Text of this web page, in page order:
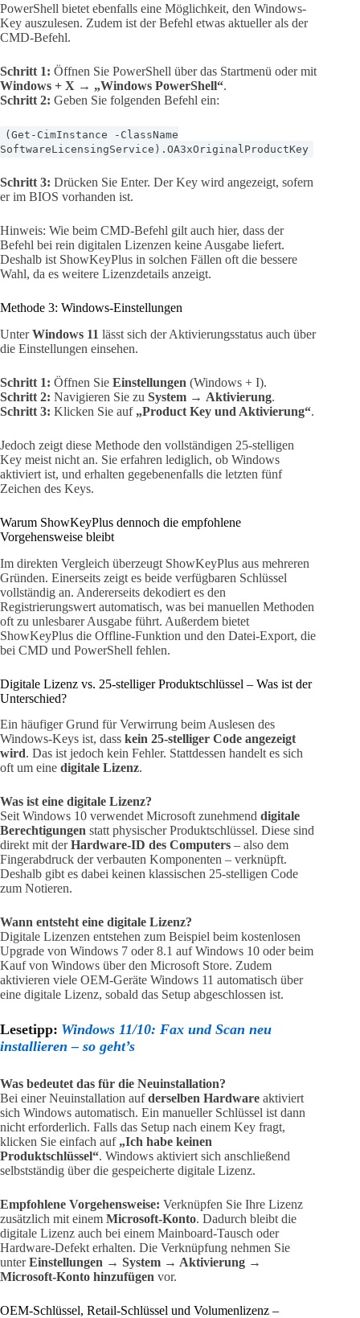
PowerShell bietet ebenfalls eine Möglichkeit, den Windows-
Key auszulesen. Zudem ist der Befehl etwas aktueller als der
CMD-Befehl.
Schritt 1: Öffnen Sie PowerShell über das Startmenü oder mit
Windows + X → „Windows PowerShell“.
Schritt 2: Geben Sie folgenden Befehl ein:
(Get-CimInstance -ClassName
SoftwareLicensingService).OA3xOriginalProductKey
Schritt 3: Drücken Sie Enter. Der Key wird angezeigt, sofern
er im BIOS vorhanden ist.
Hinweis: Wie beim CMD-Befehl gilt auch hier, dass der
Befehl bei rein digitalen Lizenzen keine Ausgabe liefert.
Deshalb ist ShowKeyPlus in solchen Fällen oft die bessere
Wahl, da es weitere Lizenzdetails anzeigt.
Methode 3: Windows-Einstellungen
UnterWindows 11 lässt sich der Aktivierungsstatus auch über
die Einstellungen einsehen.
Schritt 1: Öffnen Sie Einstellungen (Windows + I).
Schritt 2: Navigieren Sie zu System → Aktivierung.
Schritt 3: Klicken Sie auf „Product Key und Aktivierung“.
Jedoch zeigt diese Methode den vollständigen 25-stelligen
Key meist nicht an. Sie erfahren lediglich, ob Windows
aktiviert ist, und erhalten gegebenenfalls die letzten fünf
Zeichen des Keys.
Warum ShowKeyPlus dennoch die empfohlene
Vorgehensweise bleibt
Im direkten Vergleich überzeugt ShowKeyPlus aus mehreren
Gründen. Einerseits zeigt es beide verfügbaren Schlüssel
vollständig an. Andererseits dekodiert es den
Registrierungswert automatisch, was bei manuellen Methoden
oft zu unlesbarer Ausgabe führt. Außerdem bietet
ShowKeyPlus die Offline-Funktion und den Datei-Export, die
bei CMD und PowerShell fehlen.
Digitale Lizenz vs. 25-stelliger Produktschlüssel – Was ist der
Unterschied?
Ein häufiger Grund für Verwirrung beim Auslesen des
Windows-Keys ist, dass kein 25-stelliger Code angezeigt
wird. Das ist jedoch kein Fehler. Stattdessen handelt es sich
oft um eine digitale Lizenz.
Was ist eine digitale Lizenz?
Seit Windows 10 verwendet Microsoft zunehmend digitale
Berechtigungen statt physischer Produktschlüssel. Diese sind
direkt mit derHardware-ID des Computers – also dem
Fingerabdruck der verbauten Komponenten – verknüpft.
Deshalb gibt es dabei keinen klassischen 25-stelligen Code
zum Notieren.
Wann entsteht eine digitale Lizenz?
Digitale Lizenzen entstehen zum Beispiel beim kostenlosen
Upgrade von Windows 7 oder 8.1 auf Windows 10 oder beim
Kauf von Windows über den Microsoft Store. Zudem
aktivieren viele OEM-Geräte Windows 11 automatisch über
eine digitale Lizenz, sobald das Setup abgeschlossen ist.
Lesetipp: Windows 11/10: Fax und Scan neu
installieren – so geht’s
Was bedeutet das für die Neuinstallation?
Bei einer Neuinstallation aufderselben Hardware aktiviert
sich Windows automatisch. Ein manueller Schlüssel ist dann
nicht erforderlich. Falls das Setup nach einem Key fragt,
klicken Sie einfach auf „Ich habe keinen
Produktschlüssel“. Windows aktiviert sich anschließend
selbstständig über die gespeicherte digitale Lizenz.
Empfohlene Vorgehensweise: Verknüpfen Sie Ihre Lizenz
zusätzlich mit einem Microsoft-Konto. Dadurch bleibt die
digitale Lizenz auch bei einem Mainboard-Tausch oder
Hardware-Defekt erhalten. Die Verknüpfung nehmen Sie
unterEinstellungen → System → Aktivierung →
Microsoft-Konto hinzufügen vor.
OEM-Schlüssel, Retail-Schlüssel und Volumenlizenz –